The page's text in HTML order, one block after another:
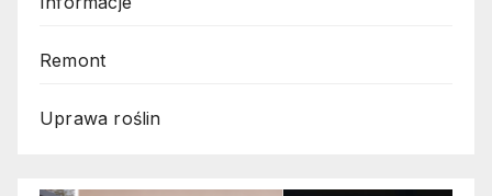
Remont
Uprawa roślin